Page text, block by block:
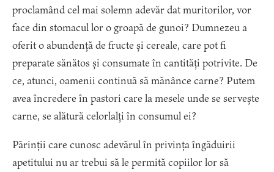
proclamând cel mai solemn adevăr dat muritorilor, vor
face din stomacul lor o groapă de gunoi? Dumnezeu a
oferit o abundență de fructe și cereale, care pot fi
preparate sănătos și consumate în cantități potrivite. De
ce, atunci, oamenii continuă să mănânce carne? Putem
avea încredere în pastori care la mesele unde se servește
carne, se alătură celorlalți în consumul ei?
Părinții care cunosc adevărul în privința îngăduirii
apetitului nu ar trebui să le permită copiilor lor să